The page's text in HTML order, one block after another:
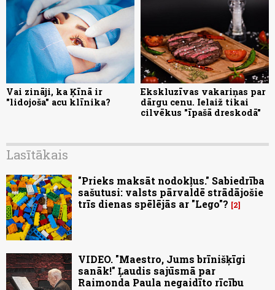
Vai zināji, ka Ķīnā ir
"lidojoša" acu klīnika?
Ekskluzīvas vakariņas par
dārgu cenu. Ielaiž tikai
cilvēkus "īpašā dreskodā"
Lasītākais
"Prieks maksāt nodokļus." Sabiedrība
sašutusi: valsts pārvaldē strādājošie
trīs dienas spēlējās ar "Lego"?
2
VIDEO. "Maestro, Jums brīnišķīgi
sanāk!" Ļaudis sajūsmā par
Raimonda Paula negaidīto rīcību